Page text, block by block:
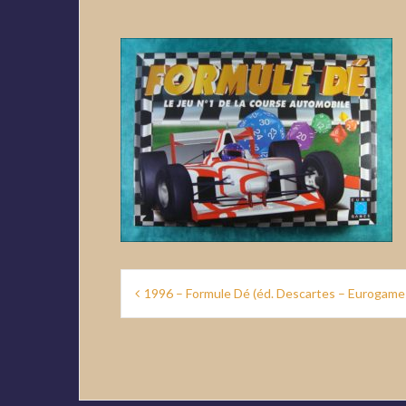
Navigation
de
1996 – Formule Dé (éd. Descartes –